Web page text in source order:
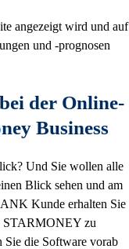
angezeigt wird und auf
und -prognosen
der Online-
Business
Und Sie wollen alle
Blick sehen und am
Kunde erhalten Sie
STARMONEY zu
die Software vorab